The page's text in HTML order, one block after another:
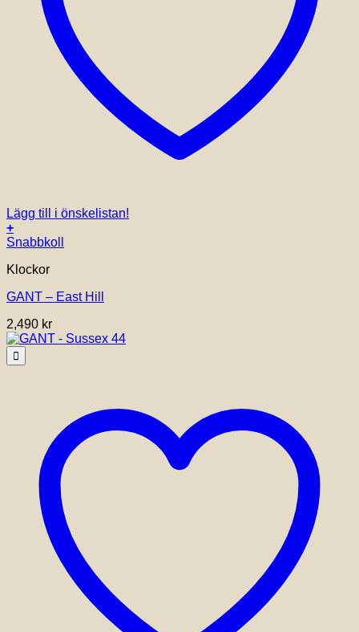
Lägg till i önskelistan!
+
Snabbkoll
Klockor
GANT – East Hill
2,490 kr